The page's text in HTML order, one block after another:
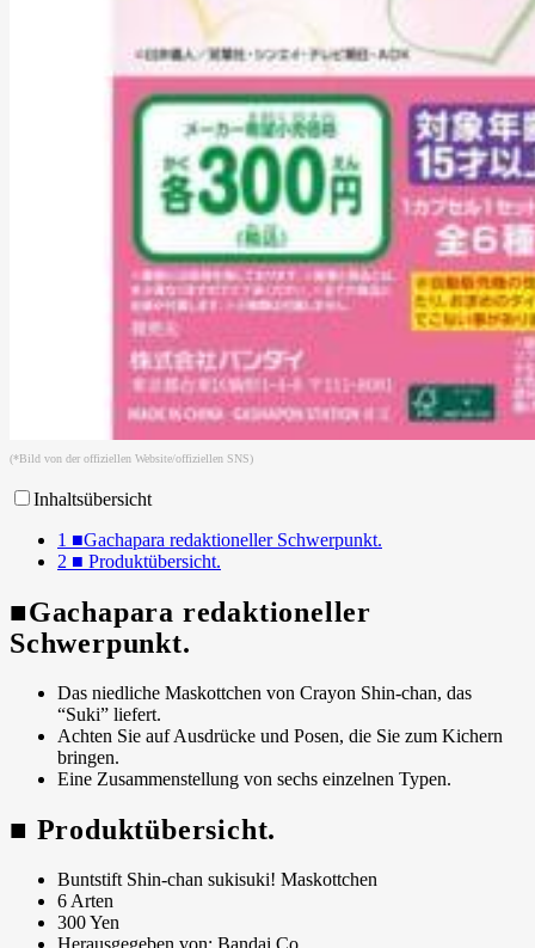
(*Bild von der offiziellen Website/offiziellen SNS)
Inhaltsübersicht
1 ■Gachapara redaktioneller Schwerpunkt.
2 ■ Produktübersicht.
■Gachapara redaktioneller
Schwerpunkt.
Das niedliche Maskottchen von Crayon Shin-chan, das
“Suki” liefert.
Achten Sie auf Ausdrücke und Posen, die Sie zum Kichern
bringen.
Eine Zusammenstellung von sechs einzelnen Typen.
■ Produktübersicht.
Buntstift Shin-chan sukisuki! Maskottchen
6 Arten
300 Yen
Herausgegeben von: Bandai Co.